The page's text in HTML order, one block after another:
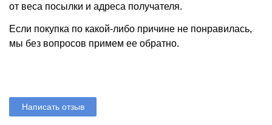
от веса посылки и адреса получателя.
Если покупка по какой-либо причине не понравилась,
мы без вопросов примем ее обратно.
Написать отзыв